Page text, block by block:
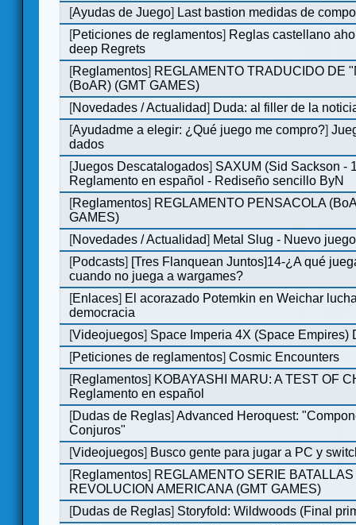
[Ayudas de Juego] Last bastion medidas de
[Peticiones de reglamentos] Reglas castellano
deep Regrets
[Reglamentos] REGLAMENTO TRADUCIDO DE
(BoAR) (GMT GAMES)
[Novedades / Actualidad] Duda: al filler de la
[Ayudadme a elegir: ¿Qué juego me compro?]
dados
[Juegos Descatalogados] SAXUM (Sid Sackson -
Reglamento en español - Rediseño sencillo ByN
[Reglamentos] REGLAMENTO PENSACOLA
GAMES)
[Novedades / Actualidad] Metal Slug - Nuevo
[Podcasts] [Tres Flanquean Juntos]14-¿A qué
cuando no juega a wargames?
[Enlaces] El acorazado Potemkin en Weichar
democracia
[Videojuegos] Space Imperia 4X (Space Empires)
[Peticiones de reglamentos]Cosmic Encounters
[Reglamentos] KOBAYASHI MARU: A TEST OF
Reglamento en español
[Dudas de Reglas]Advanced Heroquest:
Conjuros"
[Videojuegos] Busco gente para jugar a PC y
[Reglamentos] REGLAMENTO SERIE
REVOLUCION AMERICANA (GMT GAMES)
[Dudas de Reglas] Storyfold: Wildwoods (Final